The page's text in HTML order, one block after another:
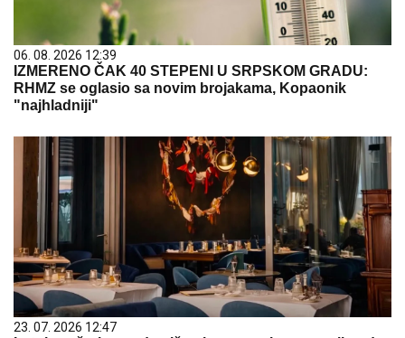
06. 08. 2026 12:39
IZMERENO ČAK 40 STEPENI U SRPSKOM GRADU:
RHMZ se oglasio sa novim brojakama, Kopaonik
"najhladniji"
23. 07. 2026 12:47